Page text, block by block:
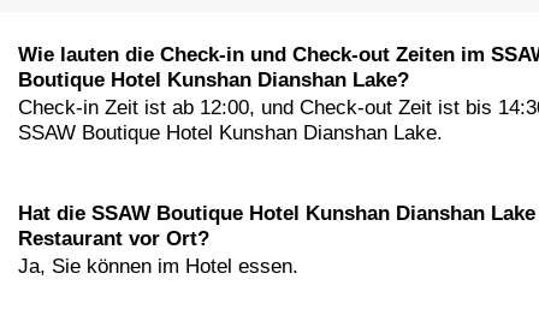
Wie lauten die Check-in und Check-out Zeiten im
Boutique Hotel Kunshan Dianshan Lake?
Check-in Zeit ist ab 12:00, und Check-out Zeit ist bis
SSAW Boutique Hotel Kunshan Dianshan Lake.
Hat die SSAW Boutique Hotel Kunshan Dianshan
Restaurant vor Ort?
Ja, Sie können im Hotel essen.